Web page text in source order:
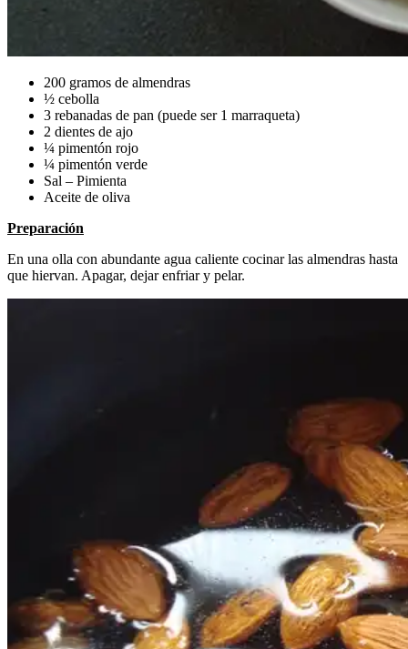
200 gramos de almendras
½ cebolla
3 rebanadas de pan (puede ser 1 marraqueta)
2 dientes de ajo
¼ pimentón rojo
¼ pimentón verde
Sal – Pimienta
Aceite de oliva
Preparación
En una olla con abundante agua caliente cocinar las almendras hasta
que hiervan. Apagar, dejar enfriar y pelar.